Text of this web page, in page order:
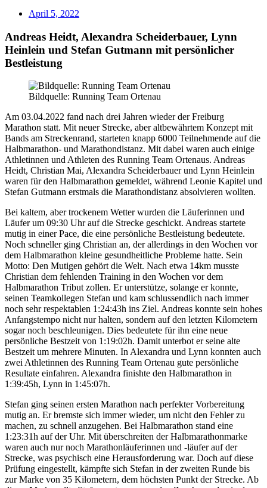
April 5, 2022
Andreas Heidt, Alexandra Scheiderbauer, Lynn
Heinlein und Stefan Gutmann mit persönlicher
Bestleistung
Bildquelle: Running Team Ortenau
Am 03.04.2022 fand nach drei Jahren wieder der Freiburg
Marathon statt. Mit neuer Strecke, aber altbewährtem Konzept mit
Bands am Streckenrand, starteten knapp 6000 Teilnehmende auf die
Halbmarathon- und Marathondistanz. Mit dabei waren auch einige
Athletinnen und Athleten des Running Team Ortenaus. Andreas
Heidt, Christian Mai, Alexandra Scheiderbauer und Lynn Heinlein
waren für den Halbmarathon gemeldet, während Leonie Kapitel und
Stefan Gutmann erstmals die Marathondistanz absolvieren wollten.
Bei kaltem, aber trockenem Wetter wurden die Läuferinnen und
Läufer um 09:30 Uhr auf die Strecke geschickt. Andreas startete
mutig in einer Pace, die eine persönliche Bestleistung bedeutete.
Noch schneller ging Christian an, der allerdings in den Wochen vor
dem Halbmarathon kleine gesundheitliche Probleme hatte. Sein
Motto: Den Mutigen gehört die Welt. Nach etwa 14km musste
Christian dem fehlenden Training in den Wochen vor dem
Halbmarathon Tribut zollen. Er unterstütze, solange er konnte,
seinen Teamkollegen Stefan und kam schlussendlich nach immer
noch sehr respektablen 1:24:43h ins Ziel. Andreas konnte sein hohes
Anfangstempo nicht nur halten, sondern auf den letzten Kilometern
sogar noch beschleunigen. Dies bedeutete für ihn eine neue
persönliche Bestzeit von 1:19:02h. Damit unterbot er seine alte
Bestzeit um mehrere Minuten. In Alexandra und Lynn konnten auch
zwei Athletinnen des Running Team Ortenau gute persönliche
Resultate einfahren. Alexandra finishte den Halbmarathon in
1:39:45h, Lynn in 1:45:07h.
Stefan ging seinen ersten Marathon nach perfekter Vorbereitung
mutig an. Er bremste sich immer wieder, um nicht den Fehler zu
machen, zu schnell anzugehen. Bei Halbmarathon stand eine
1:23:31h auf der Uhr. Mit überschreiten der Halbmarathonmarke
waren auch nur noch Marathonläuferinnen und -läufer auf der
Strecke, was psychisch eine Herausforderung war. Doch auf diese
Prüfung eingestellt, kämpfte sich Stefan in der zweiten Runde bis
zur Marke von 35 Kilometern, dem höchsten Punkt der Strecke. Ab